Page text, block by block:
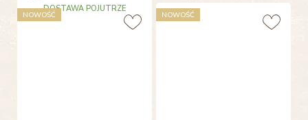
DOSTAWA POJUTRZE
NOWOŚĆ NOWOŚĆ